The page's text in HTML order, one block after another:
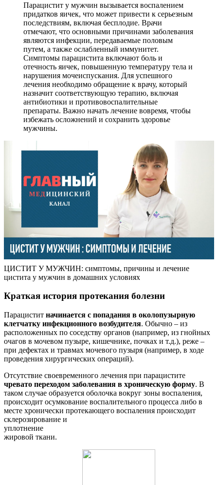
Парацистит у мужчин вызывается воспалением
придатков яичек, что может привести к серьезным
последствиям, включая бесплодие. Врачи
отмечают, что основными причинами заболевания
являются инфекции, передаваемые половым
путем, а также ослабленный иммунитет.
Симптомы парацистита включают боль и
отечность яичек, повышенную температуру тела и
нарушения мочеиспускания. Для успешного
лечения необходимо обращение к врачу, который
назначит соответствующую терапию, включая
антибиотики и противовоспалительные
препараты. Важно начать лечение вовремя, чтобы
избежать осложнений и сохранить здоровье
мужчины.
ЦИСТИТ У МУЖЧИН: симптомы, причины и лечение
цистита у мужчин в домашних условиях
Краткая история протекания болезни
Парацистит начинается с попадания в околопузырную
клетчатку инфекционного возбудителя. Обычно – из
расположенных по соседству органов (например, из гнойных
очагов в мочевом пузыре, кишечнике, почках и т.д.), реже –
при дефектах и травмах мочевого пузыря (например, в ходе
проведения хирургических операций).
Отсутствие своевременного лечения при парацистите
чревато переходом заболевания в хроническую форму. В
таком случае образуется оболочка вокруг зоны воспаления,
происходит осумкование воспалительного процесса либо в
месте хронически протекающего воспаления происходит
склерозирование и
уплотнение
жировой ткани.